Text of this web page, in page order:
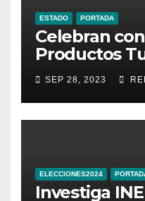
ESTADO PORTADA
Celebran
Productos
Guanajuato
SEP 28, 2023
ELECCIONES2024
Investiga